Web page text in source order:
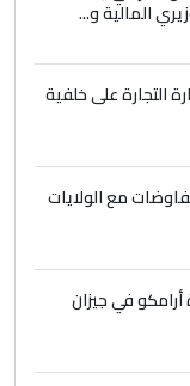
العتبات
لا يوجود
المالية و...
التجارة على خلفية
مع الولايات
في جيزان